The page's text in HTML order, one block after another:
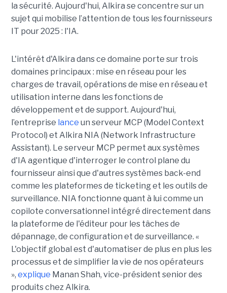
la sécurité. Aujourd'hui, Alkira se concentre sur un
sujet qui mobilise l’attention de tous les fournisseurs
IT pour 2025 : l'IA.
L'intérêt d'Alkira dans ce domaine porte sur trois
domaines principaux : mise en réseau pour les
charges de travail, opérations de mise en réseau et
utilisation interne dans les fonctions de
développement et de support. Aujourd'hui,
l’entreprise lance un serveur MCP (Model Context
Protocol) et Alkira NIA (Network Infrastructure
Assistant). Le serveur MCP permet aux systèmes
d'IA agentique d'interroger le control plane du
fournisseur ainsi que d'autres systèmes back-end
comme les plateformes de ticketing et les outils de
surveillance. NIA fonctionne quant à lui comme un
copilote conversationnel intégré directement dans
la plateforme de l'éditeur pour les tâches de
dépannage, de configuration et de surveillance. «
L'objectif global est d'automatiser de plus en plus les
processus et de simplifier la vie de nos opérateurs
», explique Manan Shah, vice-président senior des
produits chez Alkira.